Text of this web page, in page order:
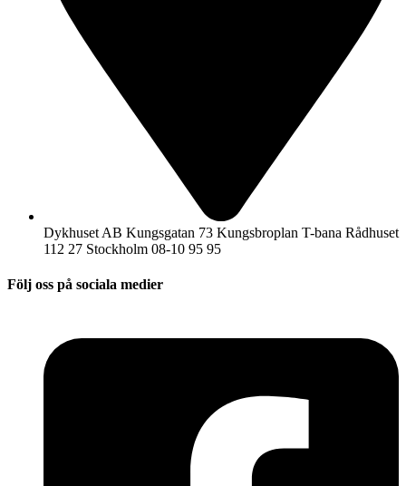
Dykhuset AB Kungsgatan 73 Kungsbroplan T-bana Rådhuset
112 27 Stockholm 08-10 95 95
Följ oss på sociala medier